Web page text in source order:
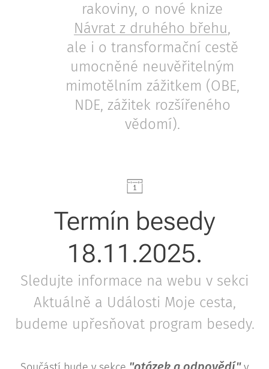
rakoviny, o nové knize
Návrat z druhého břehu,
ale i o transformační cestě
umocněné neuvěřitelným
mimotělním zážitkem (OBE,
NDE, zážitek rozšířeného
vědomí).
Termín besedy
18.11.2025.
Sledujte informace na webu v sekci
Aktuálně a Události Moje cesta,
budeme upřesňovat program besedy.